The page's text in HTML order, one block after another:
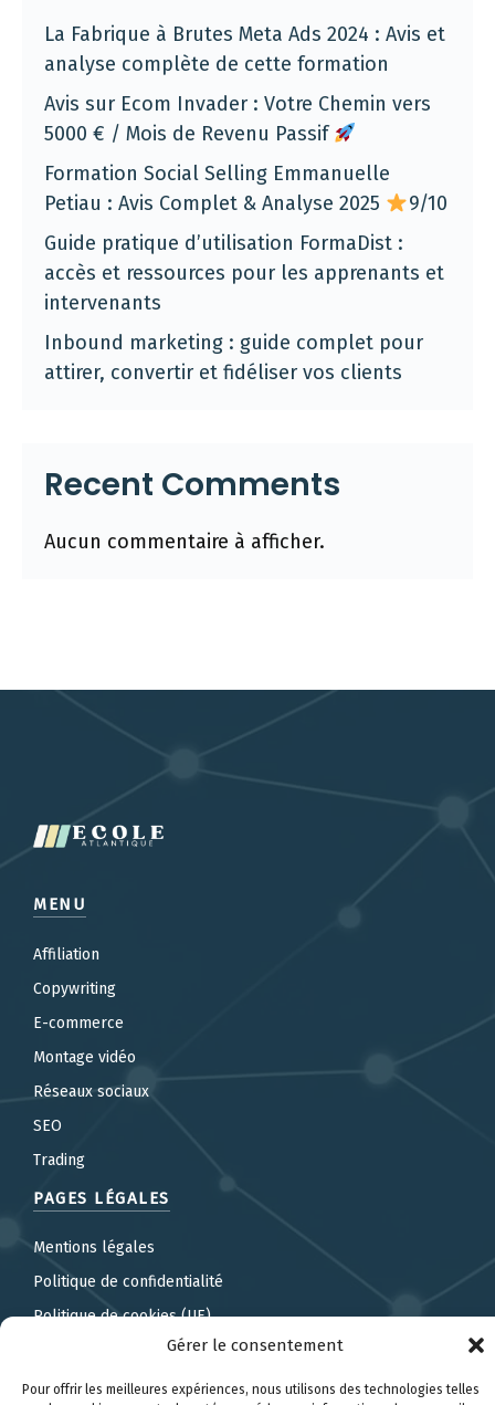
Gérer le consentement
Pour offrir les meilleures expériences, nous utilisons des technologies telles
La Fabrique à Brutes Meta Ads 2024 : Avis et
analyse complète de cette formation
Avis sur Ecom Invader : Votre Chemin vers
5000 € / Mois de Revenu Passif
Formation Social Selling Emmanuelle
Petiau : Avis Complet & Analyse 2025
9/10
Guide pratique d’utilisation FormaDist :
accès et ressources pour les apprenants et
intervenants
Inbound marketing : guide complet pour
attirer, convertir et fidéliser vos clients
Recent Comments
Aucun commentaire à afficher.
MENU
Affiliation
Copywriting
E-commerce
Montage vidéo
Réseaux sociaux
SEO
Trading
PAGES LÉGALES
Mentions légales
Politique de confidentialité
Politique de cookies (UE)